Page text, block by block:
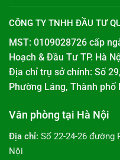
CÔNG TY TNHH ĐẦU TƯ
MST: 0109028726 cấp
Hoạch & Đầu Tư TP. Hà
Địa chỉ trụ sở chính: Số
Phường Láng, Thành phố
Văn phòng tại Hà Nội
Địa chỉ: Số 22-24-26 đường
Nội